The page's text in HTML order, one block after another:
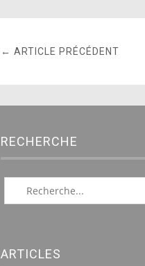
← ARTICLE PRÉCÉDENT
RECHERCHE
ARTICLES